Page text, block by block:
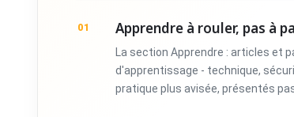
01 Apprendre à rouler, pas à
La section Apprendre : articles et
d'apprentissage - technique,
pratique plus avisée, présentés